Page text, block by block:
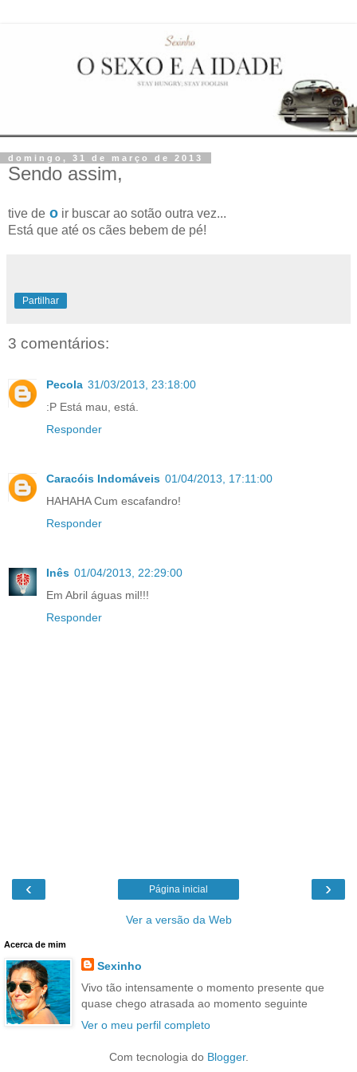
domingo, 31 de março de 2013
Sendo assim,
tive de o ir buscar ao sotão outra vez...
Está que até os cães bebem de pé!
Partilhar
3 comentários:
Pecola 31/03/2013, 23:18:00
:P Está mau, está.
Responder
Caracóis Indomáveis 01/04/2013, 17:11:00
HAHAHA Cum escafandro!
Responder
Inês 01/04/2013, 22:29:00
Em Abril águas mil!!!
Responder
‹ ›
Página inicial
Ver a versão da Web
Acerca de mim
Sexinho
Vivo tão intensamente o momento presente que
quase chego atrasada ao momento seguinte
Ver o meu perfil completo
Com tecnologia do Blogger.